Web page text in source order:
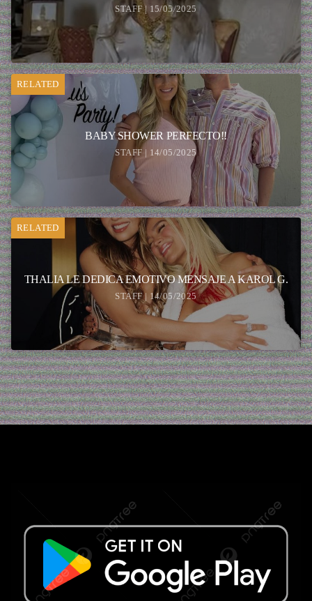
STAFF | 15/05/2025
RELATED
BABY SHOWER PERFECTO!!
STAFF | 14/05/2025
RELATED
THALIA LE DEDICA EMOTIVO MENSAJE A KAROL G.
STAFF | 14/05/2025